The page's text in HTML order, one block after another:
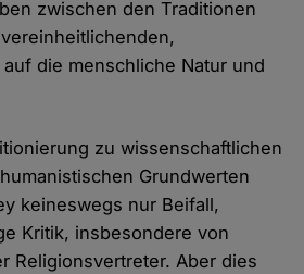
zwischen den Traditionen
die menschliche Natur und
zu wissenschaftlichen
Grundwerten
keineswegs nur Beifall,
Kritik, insbesondere von
Religionsvertreter. Aber dies